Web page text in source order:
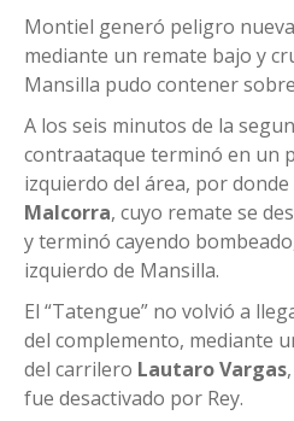
Montiel generó peligro
mediante un remate bajo y
Mansilla pudo contener
A los seis minutos de la
contraataque terminó en un
izquierdo del área, por
Malcorra, cuyo remate se
y terminó cayendo
izquierdo de Mansilla.
El “Tatengue” no volvió a
del complemento, mediante
del carrilero Lautaro Vargas
fue desactivado por Rey.